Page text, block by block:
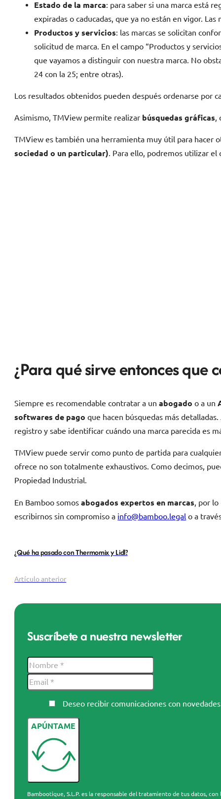
Estado de la marca: para saber si una marca está
expiradas o caducadas, que ya no están en vigor.
Productos y servicios: las marcas se solicitan
solicitud de marca. En el campo “Productos y
que vayamos a distinguir con nuestra marca. No
24 con la 25; entre otras).
Los resultados obtenidos pueden después ordenarse por
Asimismo, TMView permite realizar búsquedas gráficas,
TMView es también una herramienta muy útil para hacer
sociedad o un particular). Para ello, podremos utilizar el
¿Para qué sirve entonces
Siempre es recomendable contratar a unabogadoo a un
softwares de pago que hacen búsquedas más
registro y sabe identificar cuándo una marca parecida es
TMView puede servir como punto de partida para
ofrece no son totalmente exhaustivos. Como decimos,
Propiedad Industrial.
En Bamboo somosabogados expertos en marcas , por
escribirnos sin compromiso a info@bamboo.legal o a
Artículo anterior
¿Qué ha pasado con Thermomix y Lidl?
Suscríbete a nuestra newsletter
Deseo recibir comunicaciones con
APÚNTAME
Bambootique, S.L.P. es la responsable del tratamiento de tus datos,